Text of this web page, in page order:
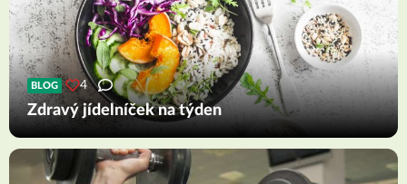
BLOG 4
Zdravý jídelníček na týden